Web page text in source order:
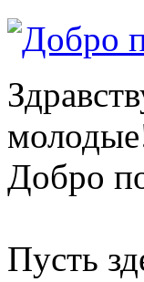
Добро
Пусть